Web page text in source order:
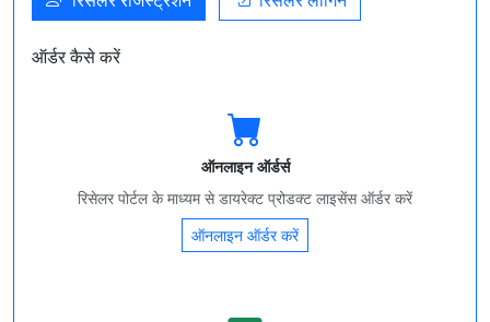
ऑर्डर कैसे करें
ऑनलाइन ऑर्डर्स
रिसेलर पोर्टल के माध्यम से डायरेक्ट प्रोडक्ट लाइसेंस ऑर्डर करें
ऑनलाइन ऑर्डर करें